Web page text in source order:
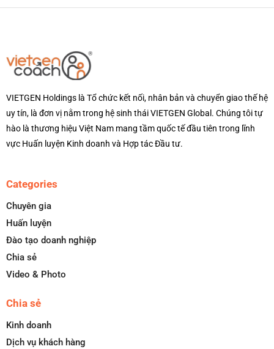
VIETGEN Holdings là Tổ chức kết nối, nhân bản và chuyển giao thế hệ
uy tín, là đơn vị nằm trong hệ sinh thái VIETGEN Global. Chúng tôi tự
hào là thương hiệu Việt Nam mang tầm quốc tế đầu tiên trong lĩnh
vực Huấn luyện Kinh doanh và Hợp tác Đầu tư.
Categories
Chuyên gia
Huấn luyện
Đào tạo doanh nghiệp
Chia sẻ
Video & Photo
Chia sẻ
Kinh doanh
Dịch vụ khách hàng